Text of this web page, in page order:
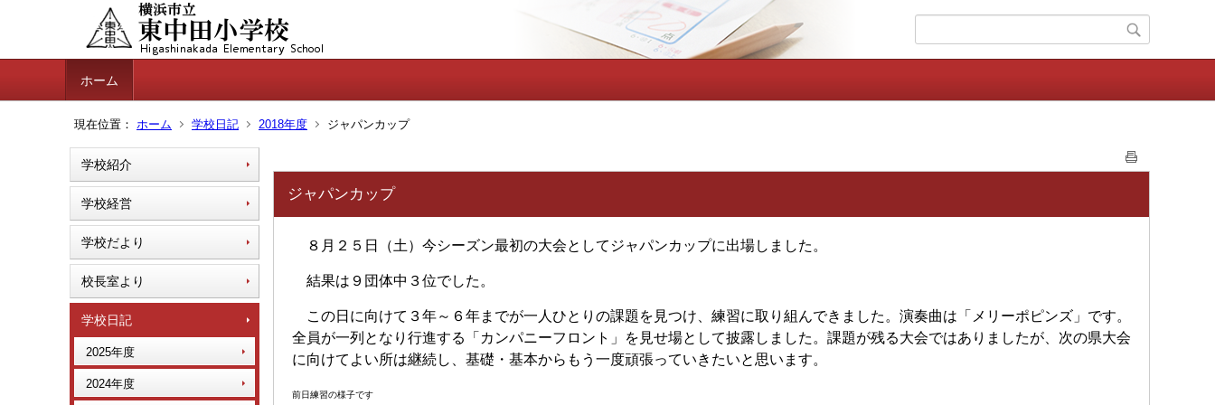
ホーム
現在位置： ホーム 学校日記 2018年度 ジャパンカップ
学校紹介
学校経営
学校だより
校長室より
学校日記
2025年度
2024年度
ジャパンカップ
８月２５日（土）今シーズン最初の大会としてジャパンカップに出場しました。
結果は９団体中３位でした。
この日に向けて３年～６年までが一人ひとりの課題を見つけ、練習に取り組んできました。演奏曲は「メリーポピンズ」です。
全員が一列となり行進する「カンパニーフロント」を見せ場として披露しました。課題が残る大会ではありましたが、次の県大会
に向けてよい所は継続し、基礎・基本からもう一度頑張っていきたいと思います。
前日練習の様子です